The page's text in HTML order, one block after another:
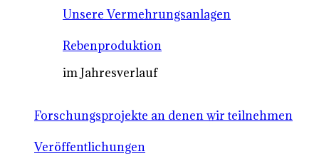
Unsere Vermehrungsanlagen
Rebenproduktion
im Jahresverlauf
Forschungsprojekte an denen wir teilnehmen
Veröffentlichungen